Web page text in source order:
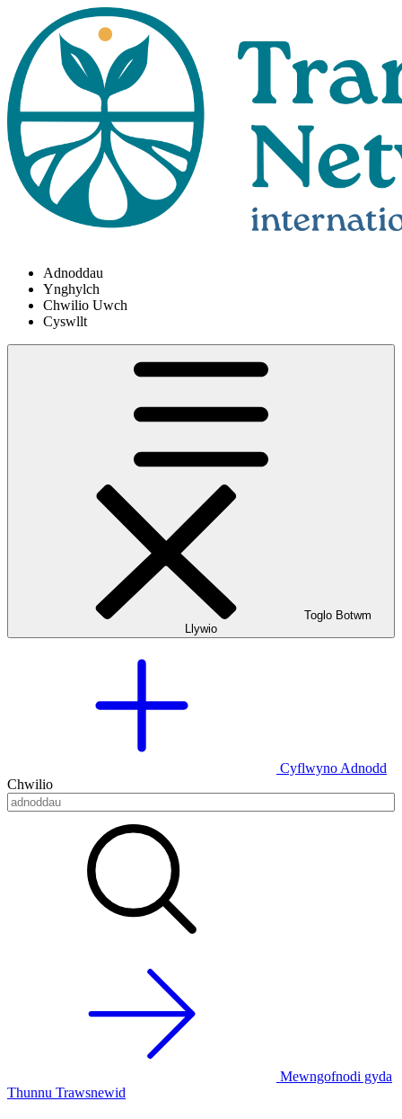
Adnoddau
Ynghylch
Chwilio Uwch
Cyswllt
Toglo Botwm
Llywio
Cyflwyno Adnodd
Chwilio
Mewngofnodi gyda
Thunnu Trawsnewid